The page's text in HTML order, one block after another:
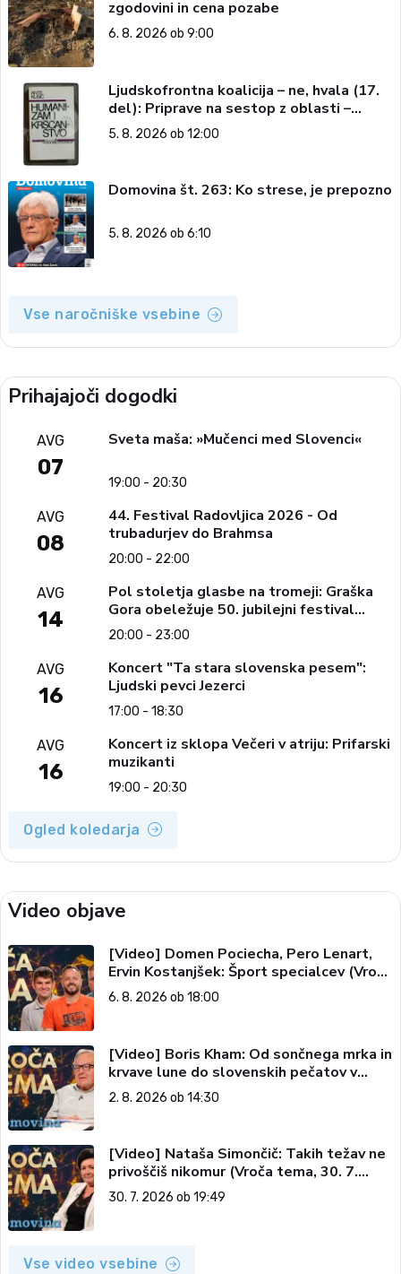
zgodovini in cena pozabe
6. 8. 2026 ob 9:00
Ljudskofrontna koalicija – ne, hvala (17.
del): Priprave na sestop z oblasti –
dvorska opozicija 6: Gramsci na delu:
Revija 2000 in revolucionarna izvotlitev
5. 8. 2026 ob 12:00
Domovina št. 263: Ko strese, je prepozno
5. 8. 2026 ob 6:10
Vse naročniške vsebine
Prihajajoči dogodki
AVG
07
Sveta maša: »Mučenci med Slovenci«
19:00 - 20:30
AVG
08
44. Festival Radovljica 2026 - Od
trubadurjev do Brahmsa
20:00 - 22:00
AVG
14
Pol stoletja glasbe na tromeji: Graška
Gora obeležuje 50. jubilejni festival
narodno-zabavne glasbe
20:00 - 23:00
AVG
16
Koncert "Ta stara slovenska pesem":
Ljudski pevci Jezerci
17:00 - 18:30
AVG
16
Koncert iz sklopa Večeri v atriju: Prifarski
muzikanti
19:00 - 20:30
Ogled koledarja
Video objave
[Video] Domen Pociecha, Pero Lenart,
Ervin Kostanjšek: Šport specialcev (Vroča
tema, 6. 8. 2026)
6. 8. 2026 ob 18:00
[Video] Boris Kham: Od sončnega mrka in
krvave lune do slovenskih pečatov v
vesolju (Vroča tema, 2. 8. 2026)
2. 8. 2026 ob 14:30
[Video] Nataša Simončič: Takih težav ne
privoščiš nikomur (Vroča tema, 30. 7.
2026)
30. 7. 2026 ob 19:49
Vse video vsebine